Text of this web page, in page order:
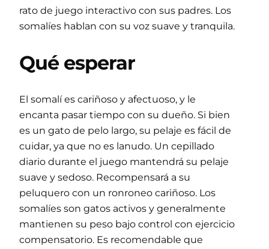
rato de juego interactivo con sus padres. Los
somalíes hablan con su voz suave y tranquila.
Qué esperar
El somalí es cariñoso y afectuoso, y le
encanta pasar tiempo con su dueño. Si bien
es un gato de pelo largo, su pelaje es fácil de
cuidar, ya que no es lanudo. Un cepillado
diario durante el juego mantendrá su pelaje
suave y sedoso. Recompensará a su
peluquero con un ronroneo cariñoso. Los
somalíes son gatos activos y generalmente
mantienen su peso bajo control con ejercicio
compensatorio. Es recomendable que